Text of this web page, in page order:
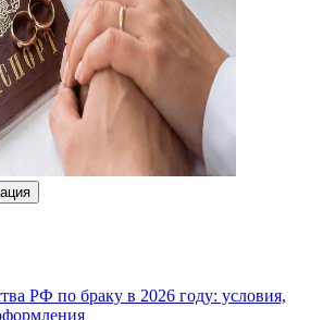
РФ по браку в 2026 году: условия,